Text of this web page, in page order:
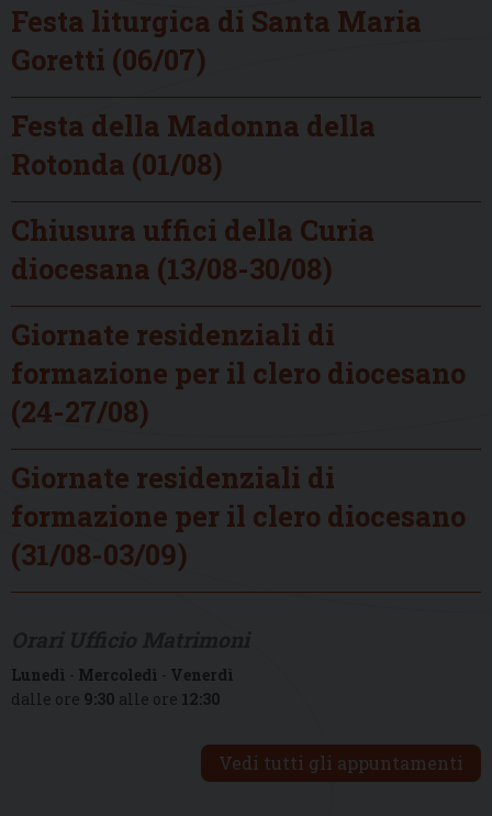
Festa liturgica di Santa Maria
Goretti (06/07)
Festa della Madonna della
Rotonda (01/08)
Chiusura uffici della Curia
diocesana (13/08-30/08)
Giornate residenziali di
formazione per il clero diocesano
(24-27/08)
Giornate residenziali di
formazione per il clero diocesano
(31/08-03/09)
Lunedì - Mercoledì - Venerdì
dalle ore 9:30 alle ore 12:30
Vedi tutti gli appuntamenti